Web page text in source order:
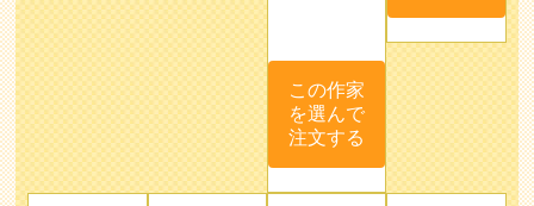
この作家
を選んで
注文する